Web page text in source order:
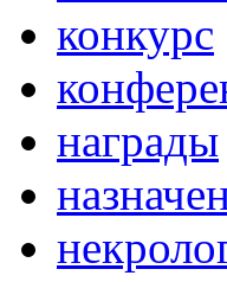
конкурс
награды